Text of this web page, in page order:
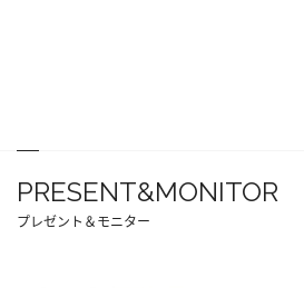
PRESENT&MONITOR
プレゼント＆モニター